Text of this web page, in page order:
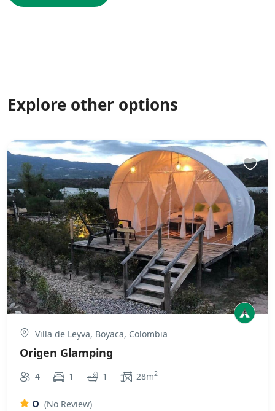
Explore other options
Villa de Leyva, Boyaca, Colombia
Origen Glamping
4 1 1 28m2
0 (No Review)